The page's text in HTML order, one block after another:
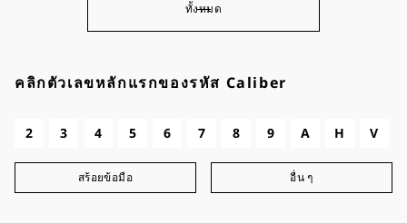
ทั้งหมด
คลิกตัวเลขหลักแรกของรหัส Caliber
2 3 4 5 6 7 8 9 A H V
สร้อยข้อมือ อื่น ๆ